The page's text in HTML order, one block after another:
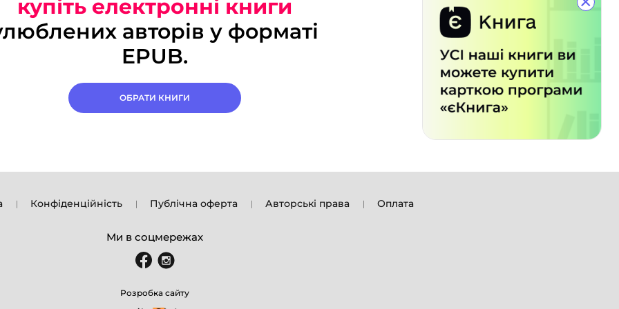
купіть електронні книги
авторів у форматі
EPUB.
ОБРАТИ КНИГИ
Конфіденційність Публічна оферта Авторські права Оплата
Ми в соцмережах
Розробка сайту